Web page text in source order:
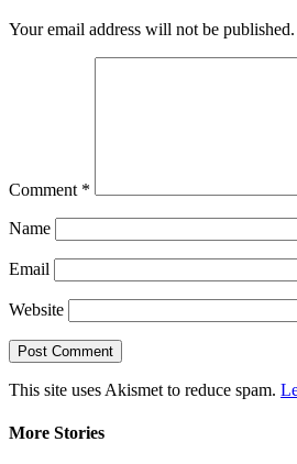
Your email address will not be published.
Comment *
Name
Email
Website
This site uses Akismet to reduce spam.
More Stories